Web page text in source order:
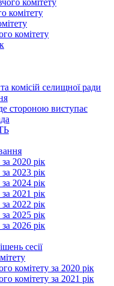
комітету
комітету
комітету
комісій селищної ради
стороною виступає
2020 рік
2023 рік
2024 рік
2021 рік
2022 рік
2025 рік
2026 рік
сесії
комітету за 2020 рік
комітету за 2021 рік